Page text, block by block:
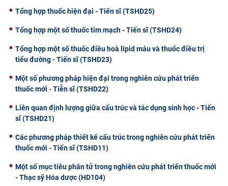
Tổng hợp thuốc hiện đại - Tiến sĩ (TSHD25)
Tổng hợp một số thuốc tim mạch - Tiến sĩ (TSHD24)
Tổng hợp một số thuốc điều hoà lipid máu và thuốc điều trị
tiểu đường - Tiến sĩ (TSHD23)
Một số phương pháp hiện đại trong nghiên cứu phát triển
thuốc mới - Tiễn sĩ (TSHD22)
Liên quan định lượng giữa cấu trúc và tác dụng sinh học - Tiến
sĩ (TSHD21)
Các phương pháp thiết kế cấu trúc trong nghiên cứu phát triển
thuốc mới - Tiến sĩ (TSHD11)
Một số mục tiêu phân tử trong nghiên cứu phát triển thuốc mới
- Thạc sỹ Hóa dược (HD104)